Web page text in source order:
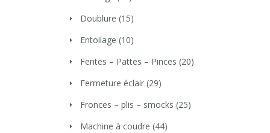
Doublure (15)
Entoilage (10)
Fentes – Pattes – Pinces (20)
Fermeture éclair (29)
Fronces – plis – smocks (25)
Machine à coudre (44)